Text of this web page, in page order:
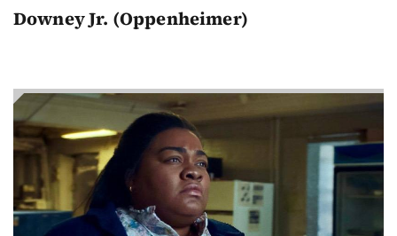
Downey Jr. (Oppenheimer)